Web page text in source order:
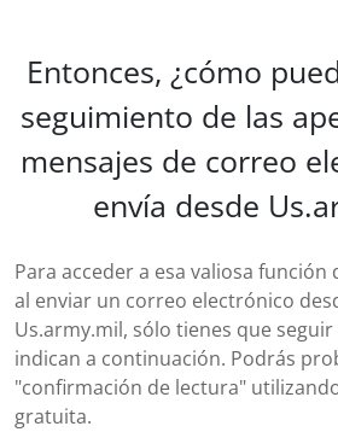
Entonces, ¿cómo
seguimiento de las
mensajes de correo
envía desde
Para acceder a esa valiosa
al enviar un correo electrónico
Us.army.mil, sólo tienes que
indican a continuación. Podrás
"confirmación de lectura"
gratuita.